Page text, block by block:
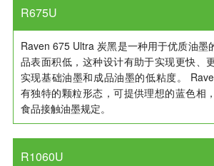
R675U
Raven 675 Ultra 炭黑是一种用于优质油墨
品表面积低，这种设计有助于实现更快、
实现基础油墨和成品油墨的低粘度。
有独特的颗粒形态，可提供理想的蓝色相
食品接触油墨规定。
R1060U